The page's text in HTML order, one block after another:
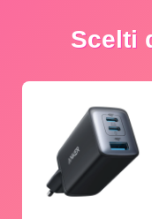
Scelti